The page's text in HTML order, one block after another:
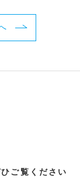
ご覧ください